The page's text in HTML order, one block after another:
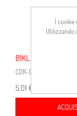
B1KL 230X30X7 NBR
COR-12001623B
5,01 €
I cookie
Utilizzando